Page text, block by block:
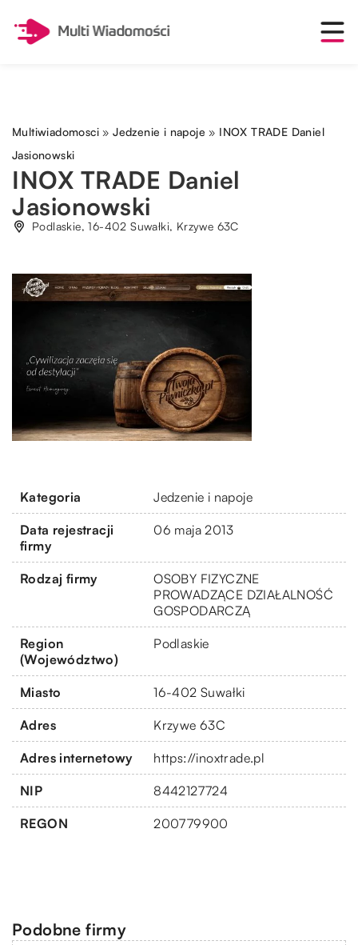
Multiwiadomosci »Jedzenie i napoje » INOX TRADE Daniel
Jasionowski
INOX TRADE Daniel
Jasionowski
Podlaskie, 16-402 Suwałki, Krzywe 63C
Kategoria Jedzenie i napoje
Data rejestracji
firmy
06 maja 2013
Rodzaj firmy
OSOBY FIZYCZNE
PROWADZĄCE DZIAŁALNOŚĆ
GOSPODARCZĄ
Region
(Województwo)
Podlaskie
Miasto 16-402 Suwałki
Adres Krzywe 63C
Adres internetowy https://inoxtrade.pl
NIP 8442127724
REGON 200779900
Podobne firmy